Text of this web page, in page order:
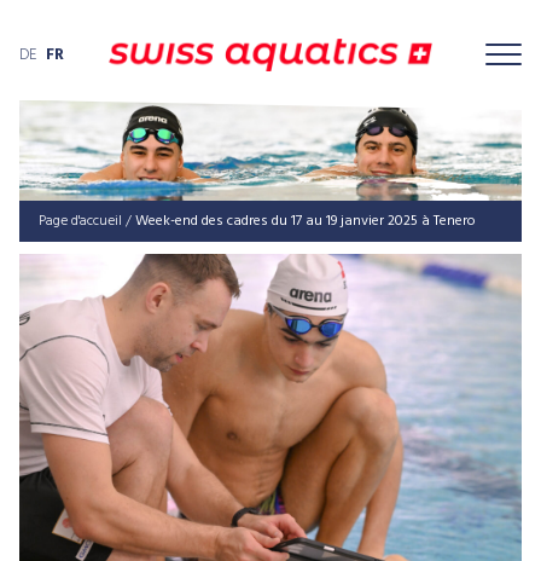
DE FR
Page d'accueil /Week-end des cadres du 17 au 19 janvier 2025 à Tenero